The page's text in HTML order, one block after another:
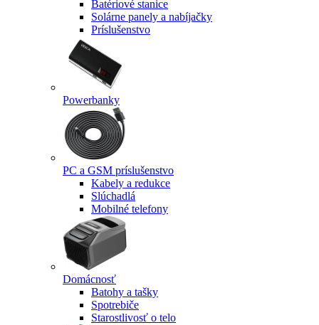
Batériové stanice
Solárne panely a nabíjačky
Príslušenstvo
Powerbanky
PC a GSM príslušenstvo
Kabely a redukce
Slúchadlá
Mobilné telefony
Domácnosť
Batohy a tašky
Spotrebiče
Starostlivosť o telo